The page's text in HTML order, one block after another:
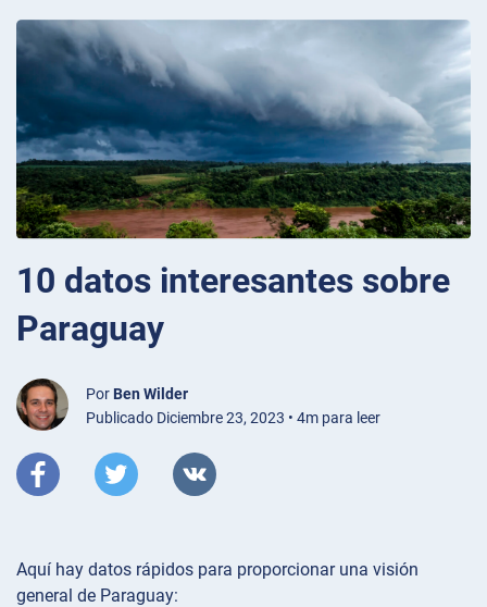
10 datos interesantes sobre
Paraguay
Por Ben Wilder
Publicado Diciembre 23, 2023 • 4m para leer
Aquí hay datos rápidos para proporcionar una visión
general de Paraguay: